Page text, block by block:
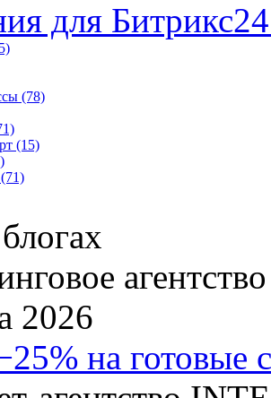
для Битрикс24
(78)
(15)
(71)
2026
на готовые